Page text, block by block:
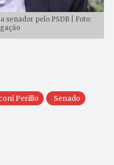
senador pelo PSDB | Foto:
Perillo Senado